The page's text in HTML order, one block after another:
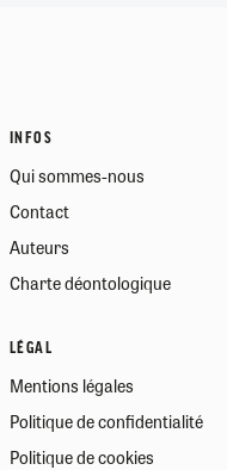
INFOS
Qui sommes-nous
Contact
Auteurs
Charte déontologique
LÉGAL
Mentions légales
Politique de confidentialité
Politique de cookies